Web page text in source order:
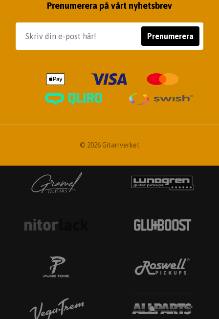
Prenumerera på vårt nyhetsbrev
Prenumerera
© 2026 Gitarrverket